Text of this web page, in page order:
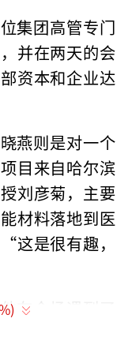
集团高管专门
并在两天的会
资本和企业达
燕则是对一个
目来自哈尔滨
刘彦菊，主要
材料落地到医
这是很有趣，
在会场遇到了